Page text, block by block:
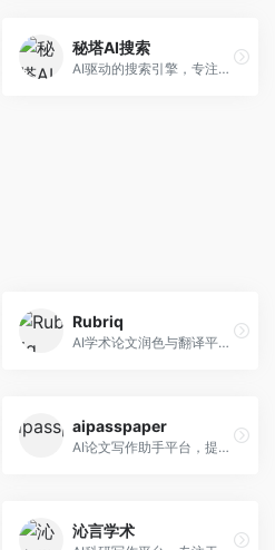
秘塔AI搜索
AI驱动的搜索引擎，专注于无广告直达结果。面向研究者和信息获取需求者，提供深度搜索、来源标注、答案整理等服务，搜索结果干净准确，信息可信度高。
Rubriq
AI学术论文润色与翻译平台。面向国际期刊投稿者，提供论文润色、翻译、格式调整等服务，支持多语言，学术表达专业规范。
aipasspaper
AI论文写作助手平台，提供智能化的学术写作支持。面向大学生和研究人员，支持多种学科论文生成，提供参考文献管理和格式规范服务，写作效率高。
沁言学术